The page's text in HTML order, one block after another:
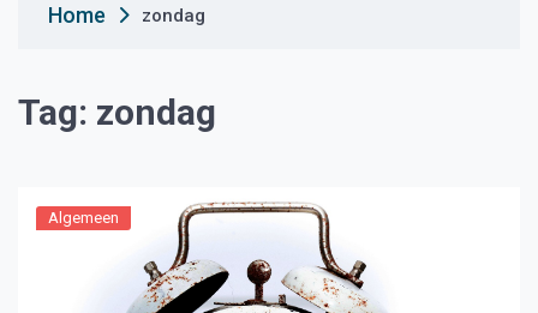
Home zondag
Tag: zondag
Algemeen